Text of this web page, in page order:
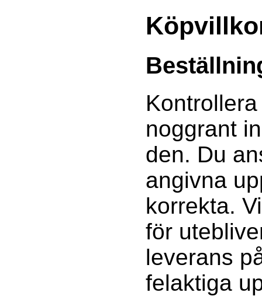
noggrant
den. Du
angivna
korrekta.
för
leverans
felaktiga